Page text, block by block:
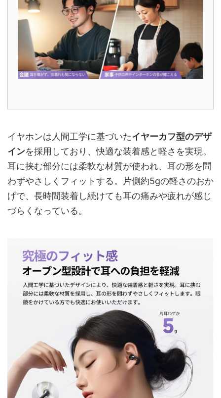
イヤホンは人間工学に基づいたイヤーカフ型のデザ
インを採用しており、快適な装着感と軽さを実現。
耳に挟む部分には柔軟な材質が使われ、耳の形を問
わずやさしくフィットする。片側約5gの軽さのおか
げで、長時間装着し続けても耳の痛みや疲れが感じ
づらくなっている。